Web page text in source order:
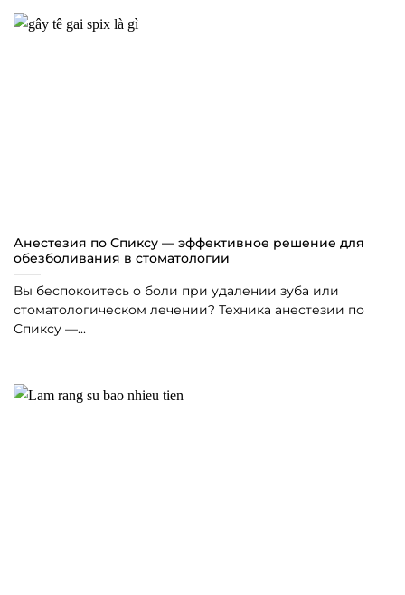
Анестезия по Спиксу — эффективное решение для
обезболивания в стоматологии
Вы беспокоитесь о боли при удалении зуба или
стоматологическом лечении? Техника анестезии по
Спиксу —...